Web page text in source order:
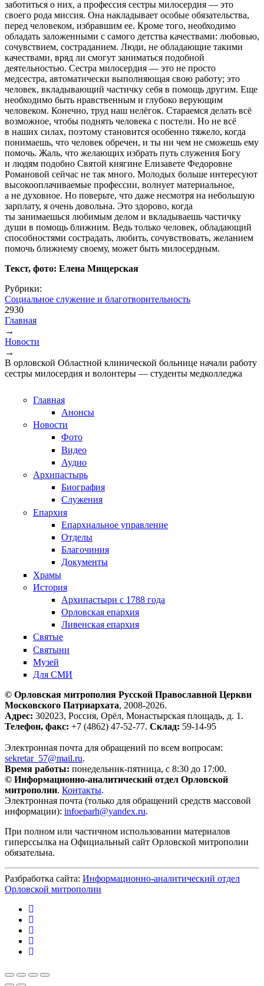
заботиться о них, а профессия сестры милосердия — это
своего рода миссия. Она накладывает особые обязательства,
перед человеком, избравшим ее. Кроме того, необходимо
обладать заложенными с самого детства качествами: любовью,
сочувствием, состраданием. Люди, не обладающие такими
качествами, вряд ли смогут заниматься подобной
деятельностью. Сестра милосердия — это не просто
медсестра, автоматически выполняющая свою работу; это
человек, вкладывающий частичку себя в помощь другим. Еще
необходимо быть нравственным и глубоко верующим
человеком. Конечно, труд наш нелёгок. Стараемся делать всё
возможное, чтобы поднять человека с постели. Но не всё
в наших силах, поэтому становится особенно тяжело, когда
понимаешь, что человек обречен, и ты ни чем не сможешь ему
помочь. Жаль, что желающих избрать путь служения Богу
и людям подобно Святой княгине Елизавете Федоровне
Романовой сейчас не так много. Молодых больше интересуют
высокооплачиваемые профессии, волнует материальное,
а не духовное. Но поверьте, что даже несмотря на небольшую
зарплату, я очень довольна. Это здорово, когда
ты занимаешься любимым делом и вкладываешь частичку
души в помощь ближним. Ведь только человек, обладающий
способностями сострадать, любить, сочувствовать, желанием
помочь ближнему своему, может быть милосердным.
Текст, фото: Елена Мищерская
Рубрики:
Социальное служение и благотворительность
2930
Вы здесь
Главная
→
Новости
→
В орловской Областной клинической больнице начали работу
сестры милосердия и волонтеры — студенты медколледжа
Главная
Анонсы
Новости
Фото
Видео
Аудио
Архипастырь
Биография
Служения
Епархия
Епархиальное управление
Отделы
Благочиния
Документы
Храмы
История
Архипастыри с 1788 года
Орловская епархия
Ливенская епархия
Святые
Святыни
Музей
Для СМИ
© Орловская митрополия Русской Православной Церкви
Московского Патриархата, 2008-2026.
Адрес: 302023, Россия, Орёл, Монастырская площадь, д. 1.
Телефон, факс: +7 (4862) 47-52-77. Склад: 59-14-95
Электронная почта для обращений по всем вопросам:
sekretar_57@mail.ru.
Время работы: понедельник-пятница, с 8:30 до 17:00.
© Информационно-аналитический отдел Орловской
митрополии. Контакты.
Электронная почта (только для обращений средств массовой
информации): infoeparh@yandex.ru.
При полном или частичном использовании материалов
гиперссылка на Официальный сайт Орловской митрополии
обязательна.
Разбработка сайта: Информационно-аналитический отдел
Орловской митрополии